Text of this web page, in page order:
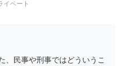
イベート
、民事や刑事ではどういうこ